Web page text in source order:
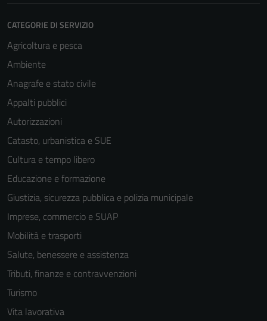
CATEGORIE DI SERVIZIO
Agricoltura e pesca
Ambiente
Anagrafe e stato civile
Appalti pubblici
Autorizzazioni
Catasto, urbanistica e SUE
Cultura e tempo libero
Educazione e formazione
Giustizia, sicurezza pubblica e polizia municipale
Imprese, commercio e SUAP
Mobilità e trasporti
Salute, benessere e assistenza
Tributi, finanze e contravvenzioni
Turismo
Vita lavorativa